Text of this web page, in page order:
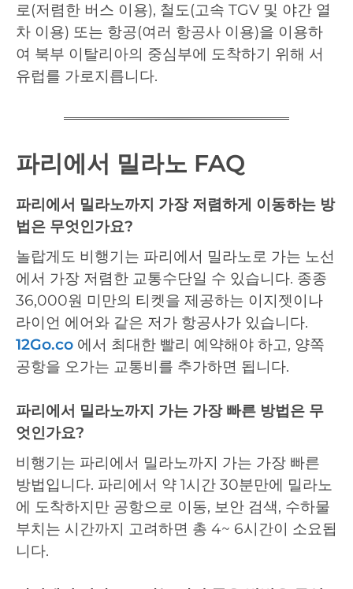
로(저렴한 버스 이용), 철도(고속 TGV 및 야간 열
차 이용) 또는 항공(여러 항공사 이용)을 이용하
여 북부 이탈리아의 중심부에 도착하기 위해 서
유럽를 가로지릅니다.
파리에서 밀라노 FAQ
파리에서 밀라노까지 가장 저렴하게 이동하는 방
법은 무엇인가요?
놀랍게도 비행기는 파리에서 밀라노로 가는 노선
에서 가장 저렴한 교통수단일 수 있습니다. 종종
36,000원 미만의 티켓을 제공하는 이지젯이나
라이언 에어와 같은 저가 항공사가 있습니다.
12Go.co 에서 최대한 빨리 예약해야 하고, 양쪽
공항을 오가는 교통비를 추가하면 됩니다.
파리에서 밀라노까지 가는 가장 빠른 방법은 무
엇인가요?
비행기는 파리에서 밀라노까지 가는 가장 빠른
방법입니다. 파리에서 약 1시간 30분만에 밀라노
에 도착하지만 공항으로 이동, 보안 검색, 수하물
부치는 시간까지 고려하면 총 4~ 6시간이 소요됩
니다.